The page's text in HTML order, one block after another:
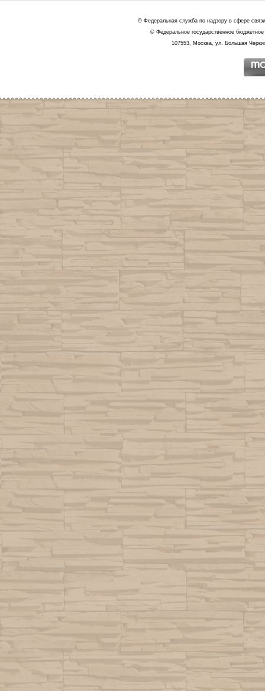
© Федеральная служба по надзору в сфере
© Федеральное государственное
107553, Москва, ул. Большая